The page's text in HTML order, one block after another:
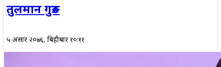
तुलमान गुरुङ
५ असार २०७६, बिहीबार १०:११